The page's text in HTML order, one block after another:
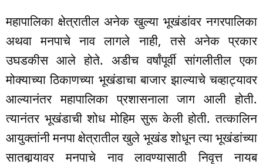
महापालिका क्षेत्रातील अनेक खुल्या भूखंडांवर नगरपालिका
अथवा मनपाचे नाव लागले नाही, तसे अनेक प्रकार
उघडकीस आले होते. अडीच वर्षांपूर्वी सांगलीतील एका
मोक्याच्या ठिकाणच्या भूखंडाचा बाजार झाल्याचे चव्हाट्यावर
आल्यानंतर महापालिका प्रशासनाला जाग आली होती.
त्यानंतर भूखंडाची शोध मोहिम सुरू केली होती. तत्कालिन
आयुक्तांनी मनपा क्षेत्रातील खुले भूखंड शोधून त्या भूखंडांच्या
सातबार्‍यावर मनपाचे नाव लावण्यासाठी निवृत्त नायब